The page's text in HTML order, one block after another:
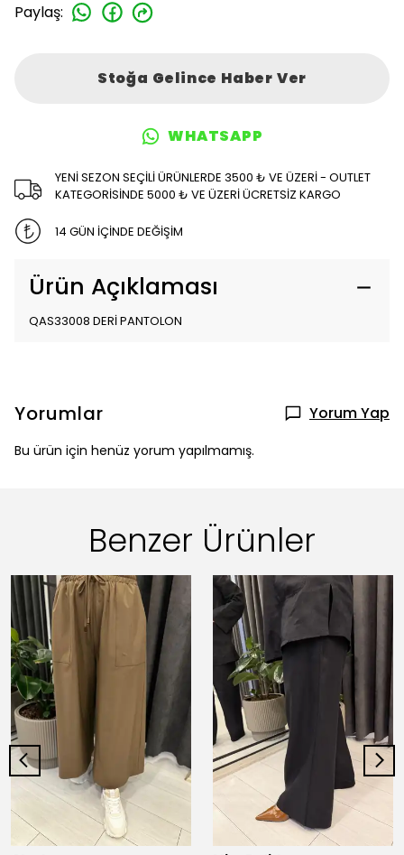
Paylaş:
Stoğa Gelince Haber Ver
WHATSAPP
YENİ SEZON SEÇİLİ ÜRÜNLERDE 3500 ₺ VE ÜZERİ - OUTLET
KATEGORİSİNDE 5000 ₺ VE ÜZERİ ÜCRETSİZ KARGO
14 GÜN İÇİNDE DEĞİŞİM
Ürün Açıklaması
QAS33008 DERİ PANTOLON
Yorumlar Yorum Yap
Bu ürün için henüz yorum yapılmamış.
Benzer Ürünler